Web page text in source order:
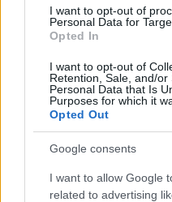
I want to opt-out of
Personal Data for
Opted In
I want to opt-out of
Retention, Sale, and/or
Personal Data that Is
Purposes for which it
Opted Out
Google consents
I want to allow Google
related to advertising